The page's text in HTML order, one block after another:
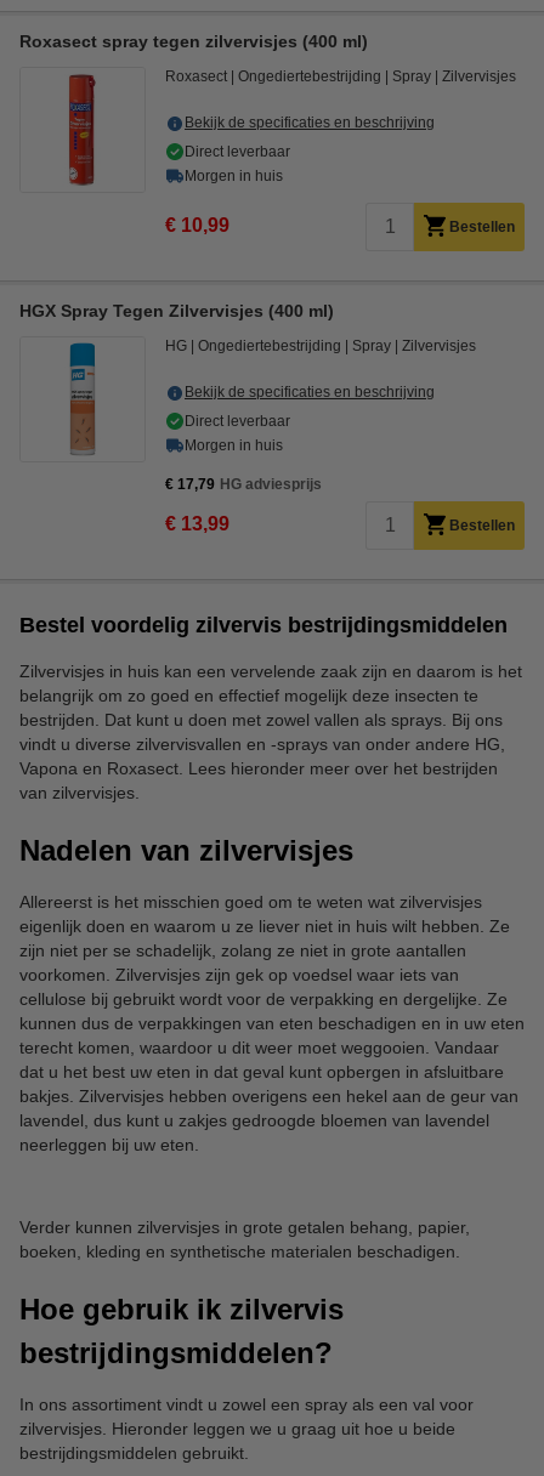
Roxasect spray tegen zilvervisjes (400 ml)
Roxasect Ongediertebestrijding Spray Zilvervisjes
Bekijk de specificaties en beschrijving
Direct leverbaar
Morgen in huis
€ 10,99 Bestellen
HGX Spray Tegen Zilvervisjes (400 ml)
HG Ongediertebestrijding Spray Zilvervisjes
Bekijk de specificaties en beschrijving
Direct leverbaar
Morgen in huis
€ 17,79 HG adviesprijs
€ 13,99 Bestellen
Bestel voordelig zilvervis bestrijdingsmiddelen
Zilvervisjes in huis kan een vervelende zaak zijn en daarom is het
belangrijk om zo goed en effectief mogelijk deze insecten te
bestrijden. Dat kunt u doen met zowel vallen als sprays. Bij ons
vindt u diverse zilvervisvallen en -sprays van onder andere HG,
Vapona en Roxasect. Lees hieronder meer over het bestrijden
van zilvervisjes.
Nadelen van zilvervisjes
Allereerst is het misschien goed om te weten wat zilvervisjes
eigenlijk doen en waarom u ze liever niet in huis wilt hebben. Ze
zijn niet per se schadelijk, zolang ze niet in grote aantallen
voorkomen. Zilvervisjes zijn gek op voedsel waar iets van
cellulose bij gebruikt wordt voor de verpakking en dergelijke. Ze
kunnen dus de verpakkingen van eten beschadigen en in uw eten
terecht komen, waardoor u dit weer moet weggooien. Vandaar
dat u het best uw eten in dat geval kunt opbergen in afsluitbare
bakjes. Zilvervisjes hebben overigens een hekel aan de geur van
lavendel, dus kunt u zakjes gedroogde bloemen van lavendel
neerleggen bij uw eten.
Verder kunnen zilvervisjes in grote getalen behang, papier,
boeken, kleding en synthetische materialen beschadigen.
Hoe gebruik ik zilvervis
bestrijdingsmiddelen?
In ons assortiment vindt u zowel een spray als een val voor
zilvervisjes. Hieronder leggen we u graag uit hoe u beide
bestrijdingsmiddelen gebruikt.